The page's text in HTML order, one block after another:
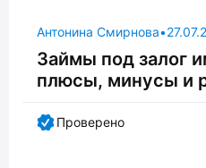
Антонина Смирнова•
Займы под залог
плюсы, минусы и
Проверено